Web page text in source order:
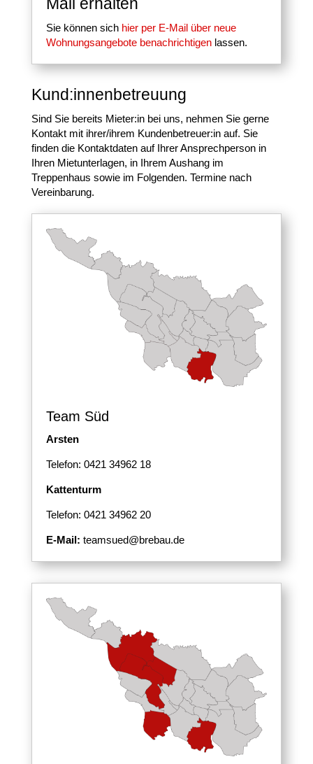
Mail erhalten
Sie können sich hier per E-Mail über neue
Wohnungsangebote benachrichtigenlassen.
Kund:innenbetreuung
Sind Sie bereits Mieter:in bei uns, nehmen Sie gerne
Kontakt mit ihrer/ihrem Kundenbetreuer:in auf. Sie
finden die Kontaktdaten auf Ihrer Ansprechperson in
Ihren Mietunterlagen, in Ihrem Aushang im
Treppenhaus sowie im Folgenden. Termine nach
Vereinbarung.
Team Süd
Arsten
Telefon: 0421 34962 18
Kattenturm
Telefon: 0421 34962 20
E-Mail: teamsued@brebau.de